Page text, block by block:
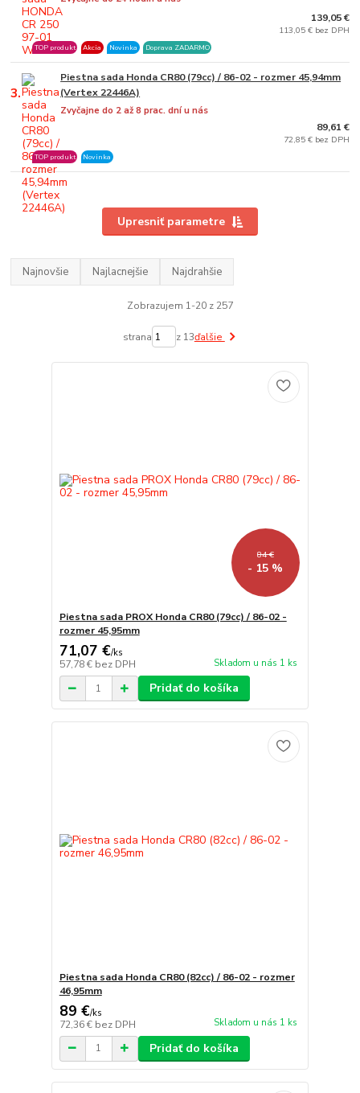
TOP produkt Akcia Novinka Doprava ZADARMO
139,05 €
113,05 € bez DPH
3.
Piestna sada Honda CR80 (79cc) / 86-02 - rozmer 45,94mm
(Vertex 22446A)
Zvyčajne do 2 až 8 prac. dní u nás
TOP produkt Novinka
89,61 €
72,85 € bez DPH
Upresniť parametre
Najnovšie Najlacnejšie Najdrahšie
Zobrazujem 1-20 z 257
strana z 13ďalšie
84 €
- 15 %
Piestna sada PROX Honda CR80 (79cc) / 86-02 -
rozmer 45,95mm
71,07 €/ks
57,78 € bez DPH Skladom u nás 1 ks
Pridať do košíka
Piestna sada Honda CR80 (82cc) / 86-02 - rozmer
46,95mm
89 €/ks
72,36 € bez DPH Skladom u nás 1 ks
Pridať do košíka